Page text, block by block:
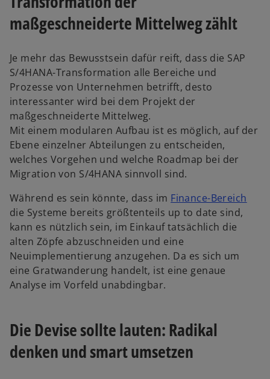
maßgeschneiderte Mittelweg zählt
Je mehr das Bewusstsein dafür reift, dass die SAP
S/4HANA-Transformation alle Bereiche und
Prozesse von Unternehmen betrifft, desto
interessanter wird bei dem Projekt der
maßgeschneiderte Mittelweg.
Mit einem modularen Aufbau ist es möglich, auf der
Ebene einzelner Abteilungen zu entscheiden,
welches Vorgehen und welche Roadmap bei der
Migration von S/4HANA sinnvoll sind.
Während es sein könnte, dass im Finance-Bereich
die Systeme bereits größtenteils up to date sind,
kann es nützlich sein, im Einkauf tatsächlich die
alten Zöpfe abzuschneiden und eine
Neuimplementierung anzugehen. Da es sich um
eine Gratwanderung handelt, ist eine genaue
Analyse im Vorfeld unabdingbar.
Die Devise sollte lauten: Radikal
denken und smart umsetzen